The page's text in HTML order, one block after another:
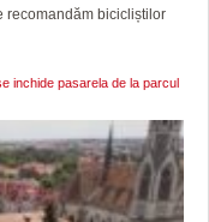
recomandăm bicicliștilor
inchide pasarela de la parcul